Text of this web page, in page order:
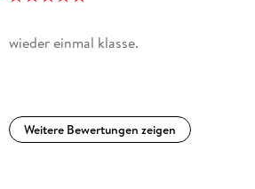
wieder einmal klasse.
Weitere Bewertungen zeigen